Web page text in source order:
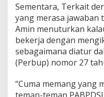
Sementara, Terkait
yang merasa jawaban
Amin menuturkan
bekerja dengan
sebagaimana diatur
(Perbup) nomor 27
“Cuma memang yang
teman-teman